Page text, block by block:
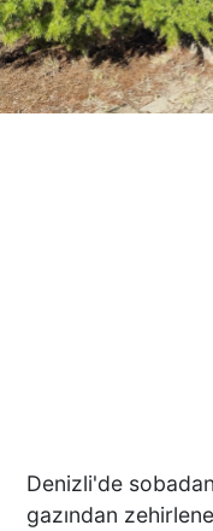
Denizli'de
gazından